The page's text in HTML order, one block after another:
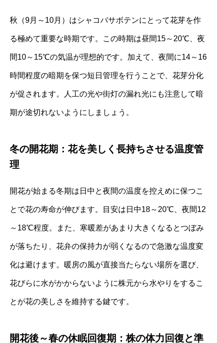
秋（9月～10月）はシャコバサボテンにとって花芽を作
る極めて重要な時期です。この時期は昼間15～20℃、夜
間10～15℃の気温が理想的です。加えて、夜間に14～16
時間程度の暗期を保つ短日管理を行うことで、花芽分化
が促されます。人工の光や街灯の漏れ光にも注意して暗
期が途切れないようにしましょう。
冬の開花期：花を美しく長持ちさせる温度管
理
開花が始まる冬期は日中と夜間の温度を控えめに保つこ
とで花の寿命が伸びます。目安は日中18～20℃、夜間12
～18℃程度。また、寒暖差があまり大きくなるとつぼみ
が落ちたり、花弁の保持力が弱くなるので急激な温度変
化は避けます。暖房の風が直接当たらない場所を選び、
花びらに水がかからないように株元から水やりをするこ
とが花の美しさを維持する鍵です。
開花後～春の休眠回復期：株の体力回復と準